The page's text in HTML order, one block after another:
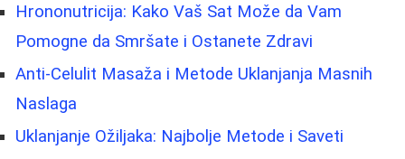
Hrononutricija: Kako Vaš Sat Može da Vam
Pomogne da Smršate i Ostanete Zdravi
Anti-Celulit Masaža i Metode Uklanjanja Masnih
Naslaga
Uklanjanje Ožiljaka: Najbolje Metode i Saveti